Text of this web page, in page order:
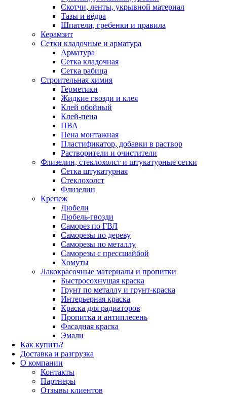
Скотчи, ленты, укрывной материал
Тазы и вёдра
Шпатели, гребенки и правила
Керамзит
Сетки кладочные и арматура
Арматура
Сетка кладочная
Сетка рабица
Строительная химия
Герметики
Жидкие гвозди и клея
Клей обойный
Клей-пена
ПВА
Пена монтажная
Пластификатор, добавки в раствор
Растворители и очистители
Флизелин, стеклохолст и штукатурные сетки
Сетка штукатурная
Стеклохолст
Флизелин
Крепеж
Дюбели
Дюбель-гвозди
Саморез по ГВЛ
Саморезы по дереву
Саморезы по металлу
Саморезы с прессшайбой
Хомуты
Лакокрасочные материалы и пропитки
Быстросохнущая краска
Грунт по металлу и грунт-краска
Интерьерная краска
Краска для радиаторов
Пропитка и антиплесень
Фасадная краска
Эмали
Как купить?
Доставка и разгрузка
О компании
Контакты
Партнеры
Отзывы клиентов